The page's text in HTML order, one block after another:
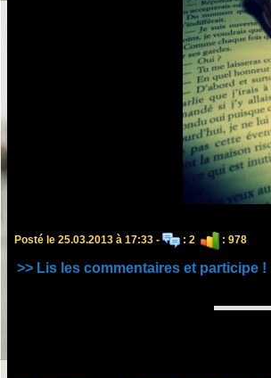
Posté le 25.03.2013 à 17:33 - : 2 : 978
>> Lis les commentaires et participe !